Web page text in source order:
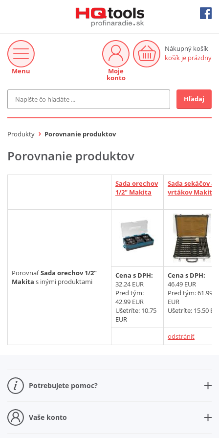
Značka
Makita-Záhrada
Bosch
Fiskars
Hľadaj
Menu
Nákupný košík
košík je prázdny
Moje
konto
Produkty Porovnanie produktov
Porovnanie produktov
Sada orechov
1/2" Makita
Sada sekáčov a
vrtákov Makita
PorovnaťSada orechov 1/2"
Makita s inými produktami
Cena s DPH:
32.24 EUR
Pred tým:
42.99 EUR
Ušetríte: 10.75
EUR
Cena s DPH:
46.49 EUR
Pred tým:61.99
EUR
Ušetríte: 15.50
odstrániť
Potrebujete pomoc?
Ako sa registrovať
Vaše konto